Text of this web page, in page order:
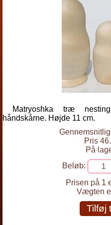
Matryoshka træ
håndskårne. Højde 11 cm.
Pris
På
Beløb:
Prisen på 1
Vægten
Tilføj